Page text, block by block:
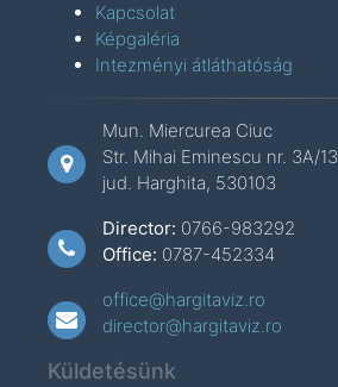
Kapcsolat
Képgaléria
Intezményi átláthatóság
Mun. Miercurea Ciuc
Str. Mihai Eminescu nr. 3A/13
jud. Harghita, 530103
Director: 0766-983292
Office: 0787-452334
office@hargitaviz.ro
director@hargitaviz.ro
Küldetésünk